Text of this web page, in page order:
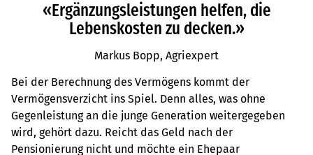
«Ergänzungsleistungen helfen, die
Lebenskosten zu decken.»
Markus Bopp, Agriexpert
Bei der Berechnung des Vermögens kommt der
Vermögensverzicht ins Spiel. Denn alles, was ohne
Gegenleistung an die junge Generation weitergegeben
wird, gehört dazu. Reicht das Geld nach der
Pensionierung nicht und möchte ein Ehepaar